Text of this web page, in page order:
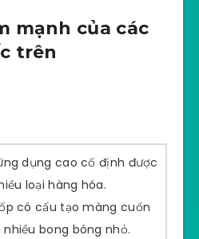
mạnh của các
trên
dụng cao cố định được
loại hàng hóa.
có cấu tạo màng cuốn
bong bóng nhỏ.